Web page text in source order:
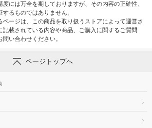
には万全を期しておりますが、その内容の正確性、
るものではありません。
ページは、この商品を取り扱うストアによって運営さ
記載されている内容や商品、ご購入に関するご質問
い合わせください。
ページトップへ